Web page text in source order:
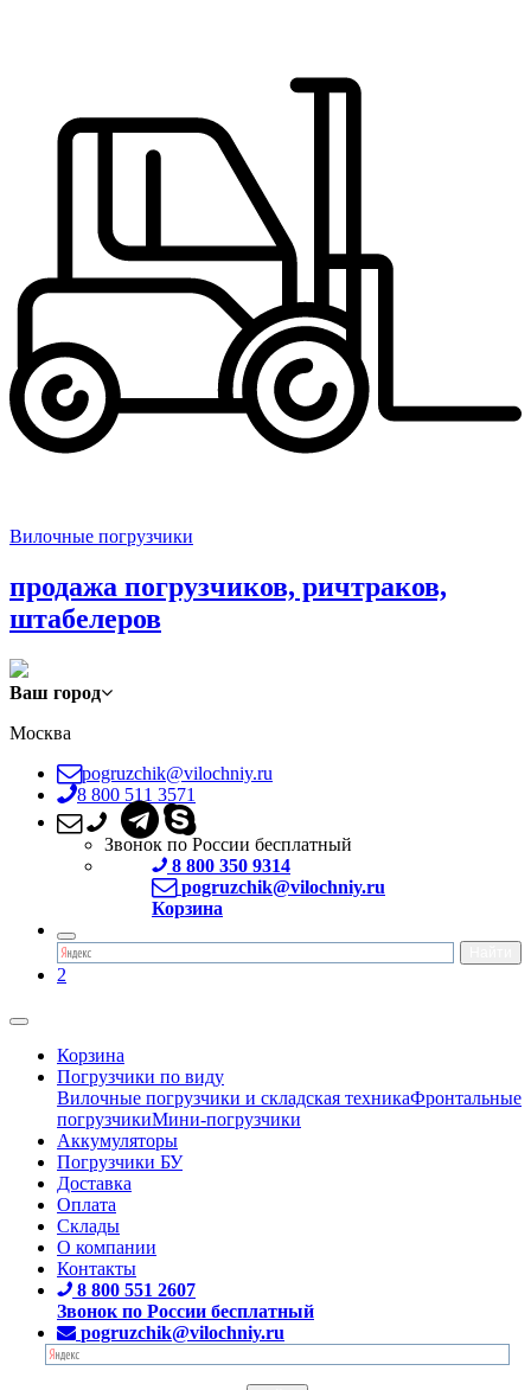
Вилочные погрузчики
продажа погрузчиков, ричтраков,
штабелеров
Ваш город
Москва
pogruzchik@vilochniy.ru
8 800 511 3571
Звонок по России бесплатный
8 800 350 9314
pogruzchik@vilochniy.ru
Корзина
2
Корзина
Погрузчики по виду
Вилочные погрузчики и складская техникаФронтальные
погрузчикиМини-погрузчики
Аккумуляторы
Погрузчики БУ
Доставка
Оплата
Склады
О компании
Контакты
8 800 551 2607
Звонок по России бесплатный
pogruzchik@vilochniy.ru